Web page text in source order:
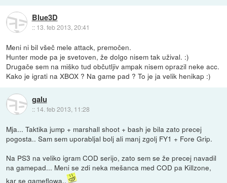
Blue3D
:: 13. feb 2013, 20:41
Meni ni bil všeč mele attack, premočen.
Hunter mode pa je svetoven, že dolgo nisem tak užival. :)
Drugače sem na miško tud občutljiv ampak nisem oprazil neke acc.
Kako je igrati na XBOX ? Na game pad ? To je ja velik henikap :)
galu
:: 14. feb 2013, 11:28
Mja... Taktika jump + marshall shoot + bash je bila zato precej
pogosta.. Sam sem uporabljal bolj ali manj zgolj FY1 + Fore Grip.
Na PS3 na veliko igram COD serijo, zato sem se že precej navadil
na gamepad... Meni se zdi neka mešanca med COD pa Killzone,
kar se gameflowa..